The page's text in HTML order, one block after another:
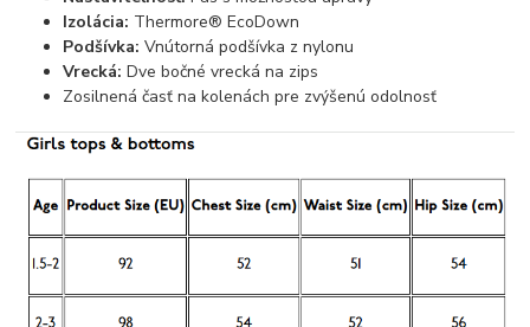
Izolácia: Thermore® EcoDown
Podšívka: Vnútorná podšívka z nylonu
Vrecká: Dve bočné vrecká na zips
Zosilnená časť na kolenách pre zvýšenú odolnosť